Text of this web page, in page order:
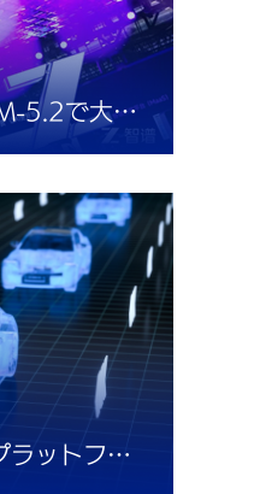
北京企業・Zhipu、GLM-5.2で大きな技術進展
北京市の未来産業育成プラットフォーム、新たに7機関追加 計27機関に